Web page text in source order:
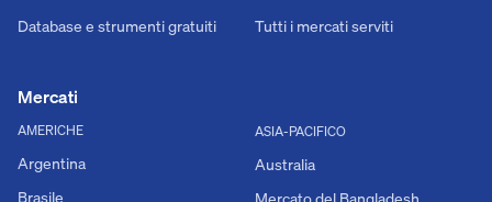
Database e strumenti gratuiti
Tutti i mercati serviti
Mercati
AMERICHE
Argentina
Brasile
ASIA-PACIFICO
Australia